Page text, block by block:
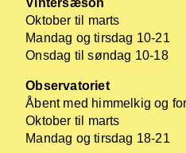
Vintersæson
Oktober til marts
Mandag og tirsdag 10-21
Onsdag til søndag 10-18
Observatoriet
Åbent med himmelkig og
Oktober til marts
Mandag og tirsdag 18-21